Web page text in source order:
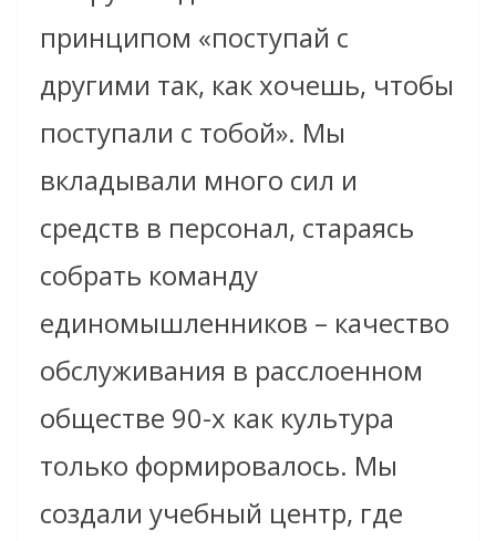
принципом «поступай с
другими так, как хочешь, чтобы
поступали с тобой». Мы
вкладывали много сил и
средств в персонал, стараясь
собрать команду
единомышленников – качество
обслуживания в расслоенном
обществе 90-х как культура
только формировалось. Мы
создали учебный центр, где